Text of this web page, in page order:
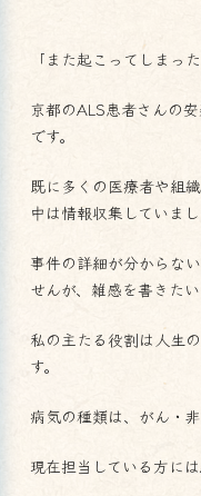
「また起こってしまった
京都のALS患者さんの
です。
既に多くの医療者や組
中は情報収集していまし
事件の詳細が分からな
せんが、雑感を書きたい
私の主たる役割は人生
す。
病気の種類は、がん・
現在担当している方に